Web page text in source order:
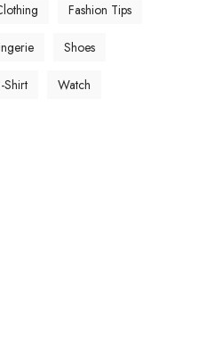
Fashion Tips
Shoes
Shirt Watch